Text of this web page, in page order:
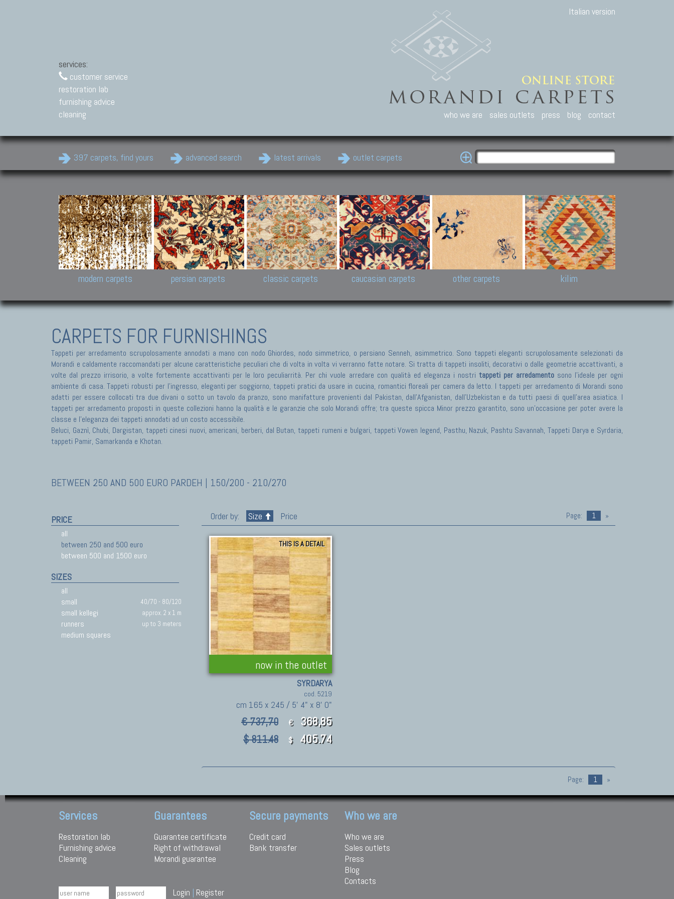
services:
customer service
restoration lab
furnishing advice
cleaning
Italian version
who we are sales outlets press blog contact
397 carpets, find yours advanced search latest arrivals outlet carpets
Modern Carpets
Contemporary modern
carpets.
Design carpets:
Jan Kath, Rug Star, Chuck
Palù. Tibet, Bhadohi, Nepal,
Samsung
and Himalayan Collections
modern carpets
Persian Carpets
Antique Persian carpets,
Old Persian carpets,
New Persian carpets,
Modern Persian carpets
persian carpets
Classic Carpets
Floral carpets, Agra, Zigler,
Uzbek, Herat, Gazni, Pastu,
Peshawar and Hyderabad
Collections,
Pakistan and Afghan
carpets
classic carpets
Caucasian Carpets
Antique Caucasian carpets:
Shirvan, Kuba, Lesghi, Ci-ci.
Kazak and Karabakh rugs
New and old Caucasian
caucasian carpets
Other Carpets
Antique Anatolian carpets.
Old and new Turkish rugs.
Antique Chinese carpets.
Turkmen, Khotan, Bukhara
carpets.
Other antique rugs
other carpets kilim
CARPETS FOR FURNISHINGS
Tappeti per arredamento scrupolosamente annodati a mano con nodo Ghiordes, nodo simmetrico, o persiano Senneh, asimmetrico. Sono tappeti eleganti scrupolosamente selezionati da
Morandi e caldamente raccomandati per alcune caratteristiche peculiari che di volta in volta vi verranno fatte notare. Si tratta di tappeti insoliti, decorativi o dalle geometrie accattivanti, a
volte dal prezzo irrisorio, a volte fortemente accattivanti per le loro peculiarrità. Per chi vuole arredare con qualità ed eleganza i nostri tappeti per arredamentosono l'ideale per ogni
ambiente di casa. Tappeti robusti per l'ingresso, eleganti per soggiorno, tappeti pratici da usare in cucina, romantici floreali per camera da letto. I tappeti per arredamento di Morandi sono
adatti per essere collocati tra due divani o sotto un tavolo da pranzo, sono manifatture provenienti dal Pakistan, dall'Afganistan, dall'Uzbekistan e da tutti paesi di quell'area asiatica. I
tappeti per arredamento proposti in queste collezioni hanno la qualità e le garanzie che solo Morandi offre; tra queste spicca Minor prezzo garantito, sono un'occasione per poter avere la
classe e l'eleganza dei tappeti annodati ad un costo accessibile.
Beluci, Gaznì, Chubi, Dargistan, tappeti cinesi nuovi, americani, berberi, dal Butan, tappeti rumeni e bulgari, tappeti Vowen legend, Pasthu, Nazuk, Pashtu Savannah, Tappeti Darya e Syrdaria,
tappeti Pamir, Samarkanda e Khotan.
BETWEEN 250 AND 500 EURO PARDEH | 150/200 - 210/270
PRICE
all
between 250 and 500 euro
between 500 and 1500 euro
SIZES
all
small
40/70 - 80/120
small kellegi approx. 2 x 1 m
runners up to 3 meters
medium squares
Order by: Size Price Page: 1 »
now in the outlet
THIS IS A DETAIL
SYRDARYA
cod. 5219
cm 165 x 245 / 5' 4" x 8' 0"
€ 737,70 € 368,85
$ 811.48 $ 405.74
Page: 1 »
Services
Restoration lab
Furnishing advice
Cleaning
Guarantees
Guarantee certificate
Right of withdrawal
Morandi guarantee
Secure payments
Credit card
Bank transfer
Who we are
Who we are
Sales outlets
Press
Blog
Contacts
Login | Register